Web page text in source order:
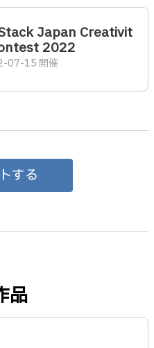
Japan Creativit
2022
07-15 開催
する
品